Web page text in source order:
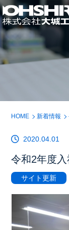
HOME 新着情報
2020.04.01
令和2年度
サイト更新